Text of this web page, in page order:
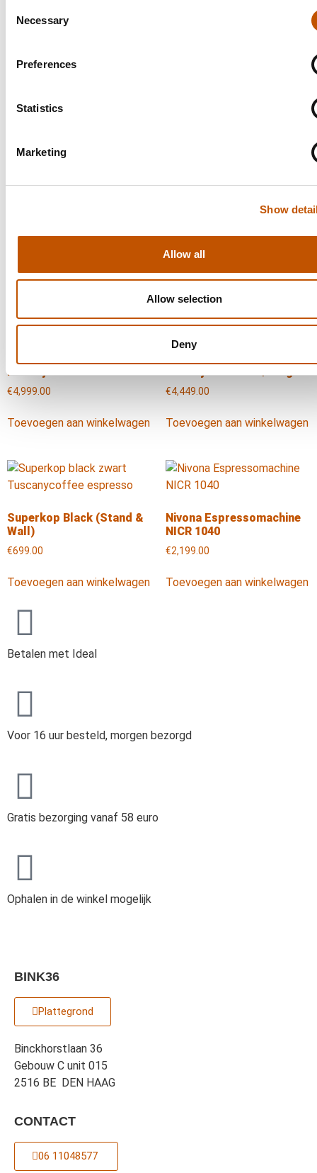
Selection
Necessary
Preferences
Statistics
Marketing
Show
Allow all
Allow selection
Deny
Gerelateerde producten
LIGRE youn Zwart
€4,999.00
Toevoegen aan winkelwagen
LIGRE youn Zilver / Beige
€4,449.00
Toevoegen aan winkelwagen
Superkop Black (Stand &
Wall)
€699.00
Toevoegen aan winkelwagen
Nivona Espressomachine
NICR 1040
€2,199.00
Toevoegen aan winkelwagen
Betalen met Ideal
Voor 16 uur besteld, morgen bezorgd
Gratis bezorging vanaf 58 euro
Ophalen in de winkel mogelijk
BINK36
Plattegrond
Binckhorstlaan 36
Gebouw C unit 015
2516 BE DEN HAAG
CONTACT
06 11048577 ‎